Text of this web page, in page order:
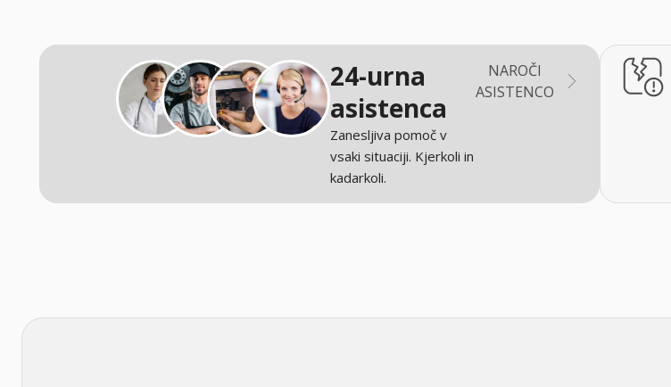
24-urna
asistenca
Zanesljiva pomoč v
vsaki situaciji. Kjerkoli in
kadarkoli.
NAROČI
ASISTENCO